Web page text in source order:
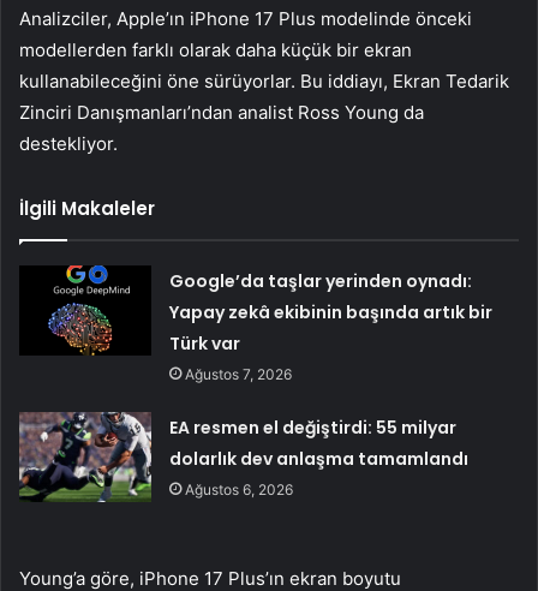
Analizciler, Apple’ın iPhone 17 Plus modelinde önceki
modellerden farklı olarak daha küçük bir ekran
kullanabileceğini öne sürüyorlar. Bu iddiayı, Ekran Tedarik
Zinciri Danışmanları’ndan analist Ross Young da
destekliyor.
İlgili Makaleler
Google’da taşlar yerinden oynadı:
Yapay zekâ ekibinin başında artık bir
Türk var
Ağustos 7, 2026
EA resmen el değiştirdi: 55 milyar
dolarlık dev anlaşma tamamlandı
Ağustos 6, 2026
Young’a göre, iPhone 17 Plus’ın ekran boyutu